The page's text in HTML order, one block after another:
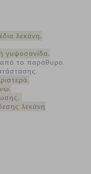
λεκάνη.
γυψοσανίδα.
το παράθυρο.
λεκάνη